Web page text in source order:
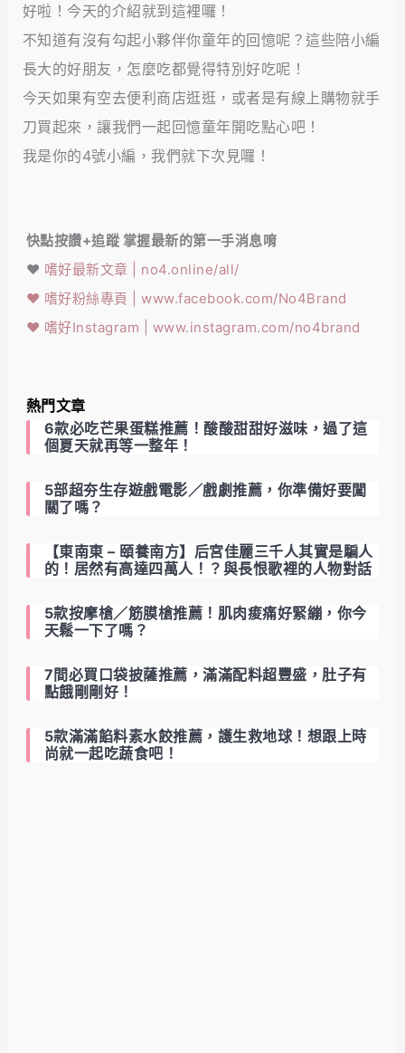
好啦！今天的介紹就到這裡囉！
不知道有沒有勾起小夥伴你童年的回憶呢？這些陪小編
長大的好朋友，怎麼吃都覺得特別好吃呢！
今天如果有空去便利商店逛逛，或者是有線上購物就手
刀買起來，讓我們一起回憶童年開吃點心吧！
我是你的4號小編，我們就下次見囉！
快點按讚+追蹤 掌握最新的第一手消息唷
❤️ 嗜好最新文章 | no4.online/all/
❤️ 嗜好粉絲專頁 | www.facebook.com/No4Brand
❤️ 嗜好Instagram | www.instagram.com/no4brand
熱門文章
6款必吃芒果蛋糕推薦！酸酸甜甜好滋味，過了這
個夏天就再等一整年！
5部超夯生存遊戲電影／戲劇推薦，你準備好要闖
關了嗎？
【東南東 – 頤養南方】后宮佳麗三千人其實是騙人
的！居然有高達四萬人！？與長恨歌裡的人物對話
5款按摩槍／筋膜槍推薦！肌肉痠痛好緊繃，你今
天鬆一下了嗎？
7間必買口袋披薩推薦，滿滿配料超豐盛，肚子有
點餓剛剛好！
5款滿滿餡料素水餃推薦，護生救地球！想跟上時
尚就一起吃蔬食吧！